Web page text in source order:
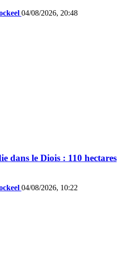
04/08/2026, 20:48
dans le Diois : 110 hectares
04/08/2026, 10:22